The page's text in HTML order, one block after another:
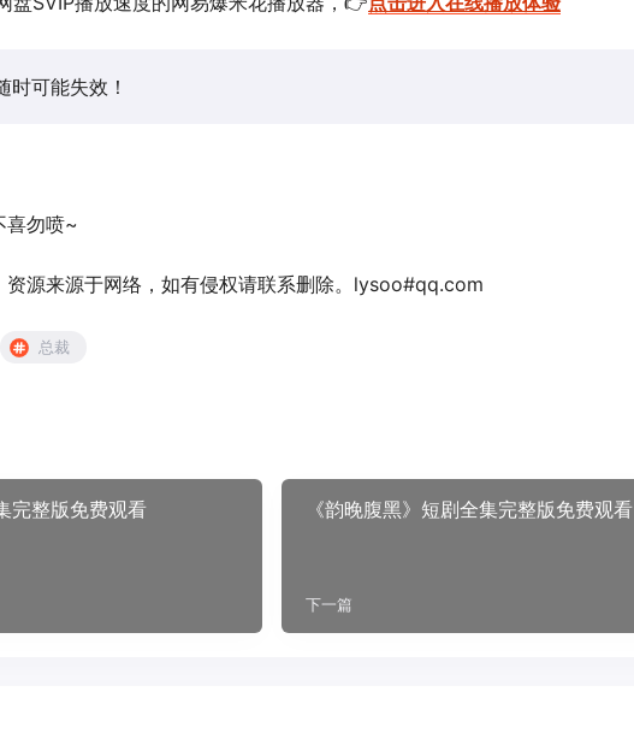
时可能失效！
喜勿喷~
资源来源于网络，如有侵权请联系删除。lysoo#qq.com
总裁
完整版免费观看 《韵晚腹黑》短剧全集完整版免费观看
下一篇